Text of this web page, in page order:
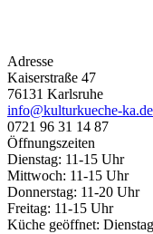
Adresse
Kaiserstraße 47
76131 Karlsruhe
info@kulturkueche-ka.de
0721 96 31 14 87
Öffnungszeiten
Dienstag: 11-15 Uhr
Mittwoch: 11-15 Uhr
Donnerstag: 11-20 Uhr
Freitag: 11-15 Uhr
Küche geöffnet: